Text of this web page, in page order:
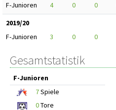
F-Junioren
4 0 0
2019/20
F-Junioren
3 0 0
Gesamtstatistik
F-Junioren
7Spiele
0Tore